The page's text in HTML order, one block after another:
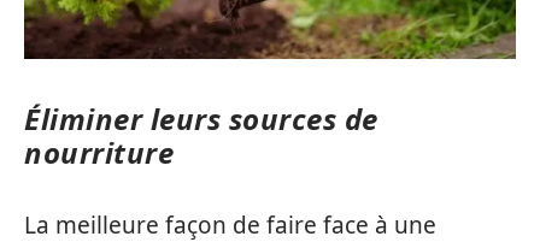
Éliminer leurs sources de
nourriture
La meilleure façon de faire face à une